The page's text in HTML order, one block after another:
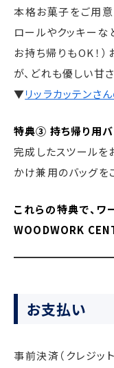
本格お菓子をご用
ロールやクッキーな
お持ち帰りもOK！
が、どれも優しい甘
▼リッラカッテンさ
特典③ 持ち帰り用バ
完成したスツールを
かけ兼用のバッグを
これらの特典で、ワ
WOODWORK
お支払い
事前決済（クレジッ